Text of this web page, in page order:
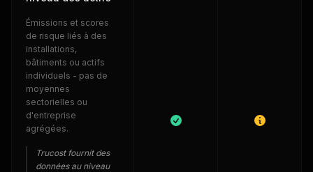
Émissions et scores
de risque liés à des
installations,
bâtiments ou actifs
individuels - pas de
moyennes
sectorielles ou
d'entreprise
agrégées.
Trucost fournit des
données au niveau